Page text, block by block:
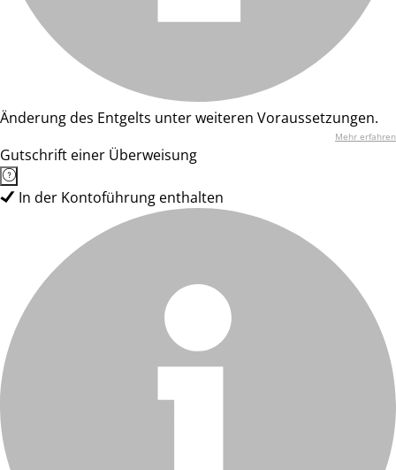
Änderung des Entgelts unter weiteren Voraussetzungen.
Mehr erfahren
Gutschrift einer Überweisung
In der Kontoführung enthalten